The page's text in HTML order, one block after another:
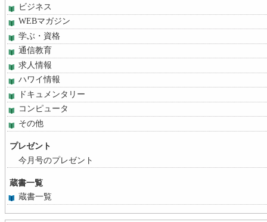
ビジネス
WEBマガジン
学ぶ・資格
通信教育
求人情報
ハワイ情報
ドキュメンタリー
コンピュータ
その他
プレゼント
今月号のプレゼント
蔵書一覧
蔵書一覧